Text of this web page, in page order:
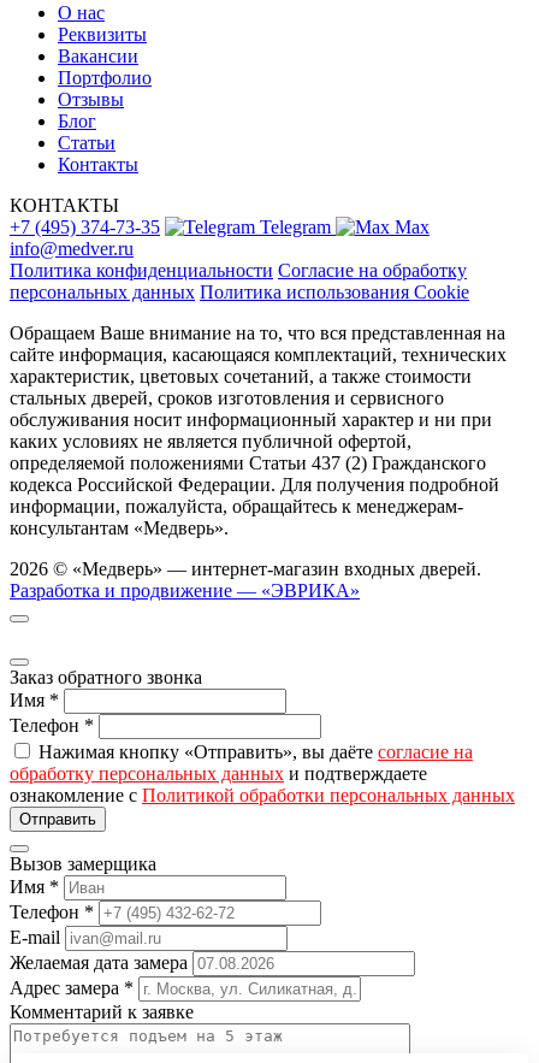
О нас
Реквизиты
Вакансии
Портфолио
Отзывы
Блог
Статьи
Контакты
КОНТАКТЫ
+7 (495) 374-73-35
Telegram
Max
info@medver.ru
Политика конфиденциальности Согласие на обработку
персональных данных Политика использования Cookie
Обращаем Ваше внимание на то, что вся представленная на
сайте информация, касающаяся комплектаций, технических
характеристик, цветовых сочетаний, а также стоимости
стальных дверей, сроков изготовления и сервисного
обслуживания носит информационный характер и ни при
каких условиях не является публичной офертой,
определяемой положениями Статьи 437 (2) Гражданского
кодекса Российской Федерации. Для получения подробной
информации, пожалуйста, обращайтесь к менеджерам-
консультантам «Медверь».
2026 © «Медверь» — интернет-магазин входных дверей.
Разработка и продвижение — «ЭВРИКА»
Заказ обратного звонка
Имя *
Телефон *
Нажимая кнопку «Отправить», вы даёте согласие на
обработку персональных данных и подтверждаете
ознакомление с Политикой обработки персональных данных
Вызов замерщика
Имя *
Телефон *
E-mail
Желаемая дата замера
Адрес замера *
Комментарий к заявке